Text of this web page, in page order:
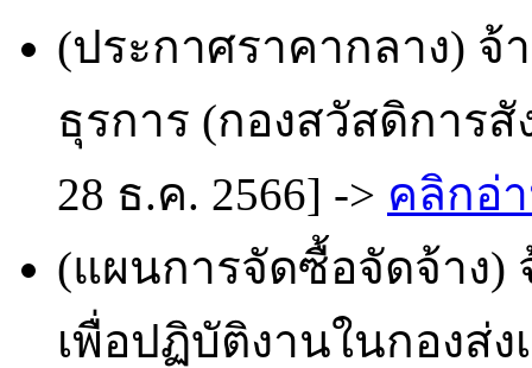
(ประกาศราคากลาง) จ้
ธุรการ (กองสวัสดิการสั
28 ธ.ค. 2566] -> คลิกอ่
(แผนการจัดซื้อจัดจ้าง)
เพื่อปฏิบัติงานในกองส่ง